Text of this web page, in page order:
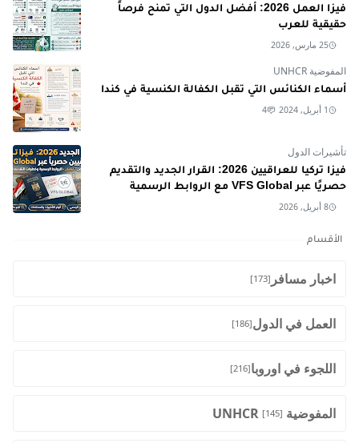
فيزا العمل 2026: أفضل الدول التي تمنح فرصاً
حقيقية للعرب
25 مارس, 2026
المفوضية UNHCR
أسماء الكنائس التي تقبل الكفالة الكنسية في كندا
1 أبريل, 2024 4
تأشيرات الدول
فيزا تركيا للعراقيين 2026: القرار الجديد والتقديم
حصريًا عبر VFS Global مع الروابط الرسمية
8 أبريل, 2026
الأقسام
اخبار مسافر [173]
العمل في الدول[186]
اللجوء في اوروبا[216]
المفوضية UNHCR [145]